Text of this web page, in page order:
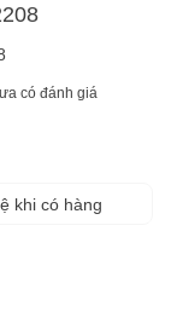
có đánh giá
khi có hàng